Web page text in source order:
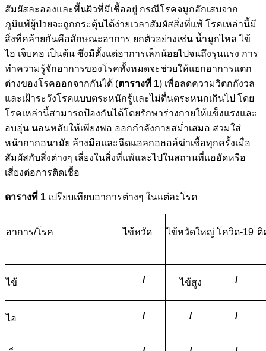
สัมผัสละอองและพื้นผิวที่มีเชื้ออยู่ กรณีโรคจมูกอักเสบจาก
ภูมิแพ้ผู้ป่วยจะถูกกระตุ้นได้ง่ายเวลาสัมผัสสิ่งที่แพ้ โรคเหล่านี้มี
สิ่งที่คล้ายกันคือลักษณะอาการ ยกตัวอย่างเช่น น้ำมูกไหล ไข้
ไอ เจ็บคอ เป็นต้น ซึ่งมีตั้งแต่อาการเล็กน้อยไปจนถึงรุนแรง การ
ทำความรู้จักอาการของโรคทั้งหมดจะช่วยให้แยกอาการแตก
ต่างของโรคออกจากกันได้ (ตารางที่ 1) เพื่อลดความวิตกกังวล
และเฝ้าระวังโรคแบบตระหนักรู้และไม่ตื่นตระหนกเกินไป โดย
โรคเหล่านี้สามารถป้องกันได้โดยรักษาร่างกายให้แข็งแรงและ
อบอุ่น นอนหลับให้เพียงพอ ออกกำลังกายสม่ำเสมอ สวมใส่
หน้ากากอนามัย ล้างมือและฉีดแอลกอฮอล์ฆ่าเชื้อทุกครั้งเมื่อ
สัมผัสกับสิ่งต่างๆ เลี่ยงในสิ่งที่แพ้และไปในสถานที่แออัดหรือ
เสี่ยงต่อการติดเชื้อ
ตารางที่ 1 เปรียบเทียบอาการต่างๆ ในแต่ละโรค
อาการ/โรค ไข้หวัด ไข้หวัดใหญ่ โควิด-19 ติ
ไข้ / ไข้สูง /
ไอ / / /